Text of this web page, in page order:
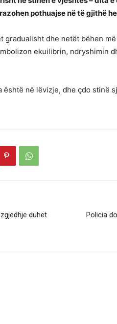
pothuajse në të gjithë
dhe netët bëhen
ekuilibrin, ndryshimin
është në lëvizje, dhe çdo stinë
duhet
Policia